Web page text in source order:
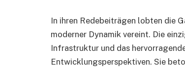
In ihren Redebeiträgen lobten die
moderner Dynamik vereint. Die
Infrastruktur und das
Entwicklungsperspektiven. Sie